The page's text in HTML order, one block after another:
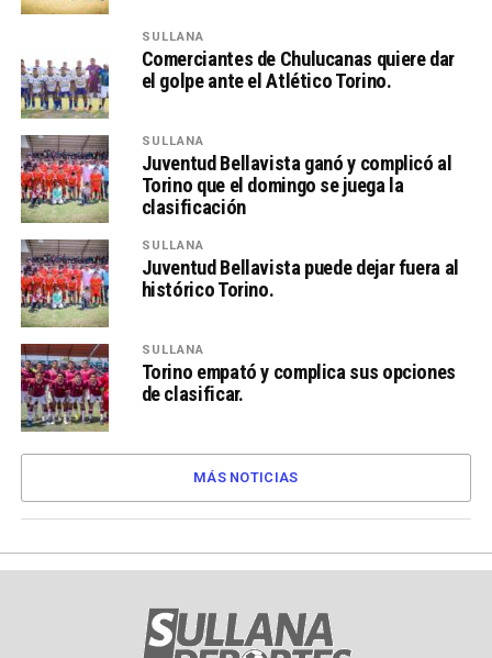
SULLANA
Comerciantes de Chulucanas quiere dar
el golpe ante el Atlético Torino.
SULLANA
Juventud Bellavista ganó y complicó al
Torino que el domingo se juega la
clasificación
SULLANA
Juventud Bellavista puede dejar fuera al
histórico Torino.
SULLANA
Torino empató y complica sus opciones
de clasificar.
MÁS NOTICIAS